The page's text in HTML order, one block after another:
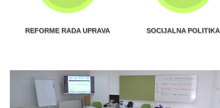
REFORME RADA UPRAVA SOCIJALNA POLITIKA